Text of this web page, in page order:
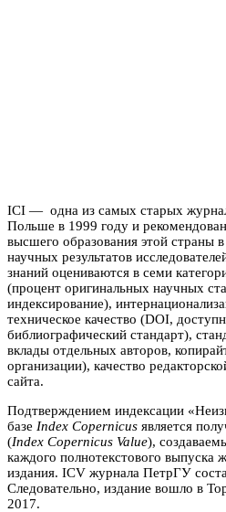
ICI — одна из самых старых
Польше в 1999 году и
высшего образования этой страны
научных результатов
знаний оцениваются в семи
(процент оригинальных научных
индексирование),
техническое качество (DOI,
библиографический стандарт),
вклады отдельных авторов,
организации), качество
сайта.
Подтверждением индексации
базе Index Copernicus является
(Index Copernicus Value),
каждого полнотекстового выпуска
издания. ICV журнала ПетрГУ
Следовательно, издание вошло в
2017.